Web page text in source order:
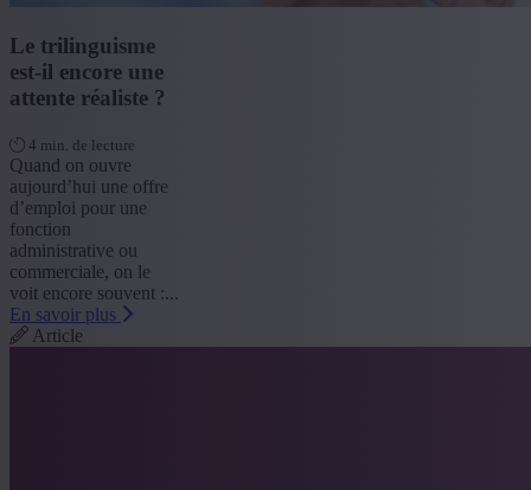
Le trilinguisme
est-il encore une
attente réaliste ?
4 min. de lecture
Quand on ouvre
aujourd’hui une offre
d’emploi pour une
fonction
administrative ou
commerciale, on le
voit encore souvent :...
En savoir plus
Article